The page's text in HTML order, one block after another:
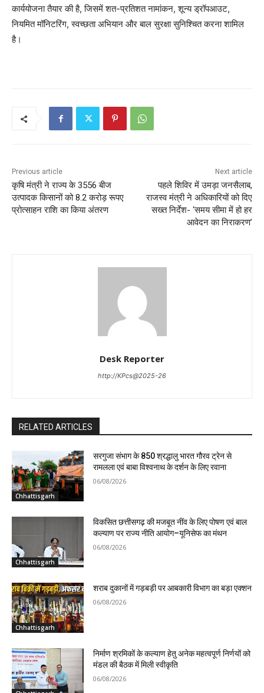
कार्ययोजना तैयार की है, जिसमें शत-प्रतिशत नामांकन, शून्य ड्रॉपआउट,
नियमित मॉनिटरिंग, स्वच्छता अभियान और बाल सुरक्षा सुनिश्चित करना शामिल
है।
Previous article
कृषि मंत्री ने राज्य के 3556 बीज
उत्पादक किसानों को 8.2 करोड़ रूपए
प्रोत्साहन राशि का किया अंतरण
Next article
पहले शिविर में उमड़ा जनसैलाब,
राजस्व मंत्री ने अधिकारियों को दिए
सख्त निर्देश- ‘समय सीमा में हो हर
आवेदन का निराकरण’
Desk Reporter
http://KPcs@2025-26
RELATED ARTICLES
Chhattisgarh
सरगुजा संभाग के 850 श्रद्धालु भारत गौरव ट्रेन से
रामलला एवं बाबा विश्वनाथ के दर्शन के लिए रवाना
06/08/2026
Chhattisgarh
विकसित छत्तीसगढ़ की मजबूत नींव के लिए पोषण एवं बाल
कल्याण पर राज्य नीति आयोग–यूनिसेफ का मंथन
06/08/2026
Chhattisgarh
शराब दुकानों में गड़बड़ी पर आबकारी विभाग का बड़ा एक्शन
06/08/2026
निर्माण श्रमिकों के कल्याण हेतु अनेक महत्वपूर्ण निर्णयों को
मंडल की बैठक में मिली स्वीकृति
06/08/2026